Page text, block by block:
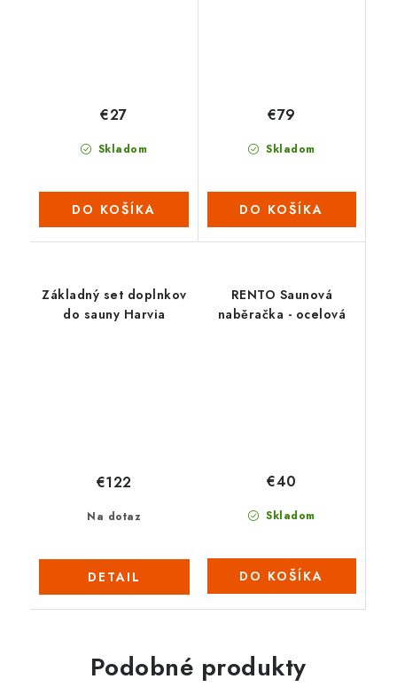
Skladom
€27
DO KOŠÍKA
Skladom
€79
DO KOŠÍKA
Základný set doplnkov
do sauny Harvia
Na dotaz
€122
DETAIL
RENTO Saunová
naběračka - ocelová
Skladom
€40
DO KOŠÍKA
Podobné produkty